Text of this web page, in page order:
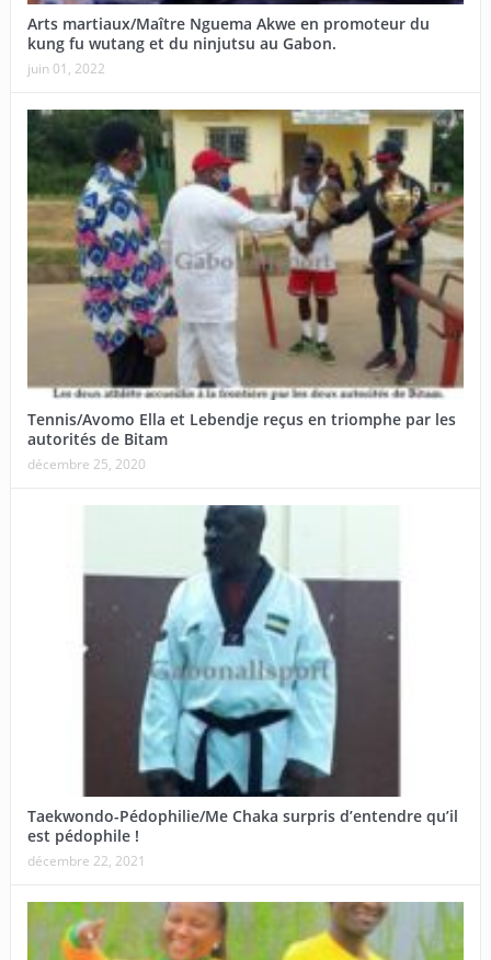
Arts martiaux/Maître Nguema Akwe en promoteur du
kung fu wutang et du ninjutsu au Gabon.
juin 01, 2022
Tennis/Avomo Ella et Lebendje reçus en triomphe par les
autorités de Bitam
décembre 25, 2020
Taekwondo-Pédophilie/Me Chaka surpris d’entendre qu’il
est pédophile !
décembre 22, 2021